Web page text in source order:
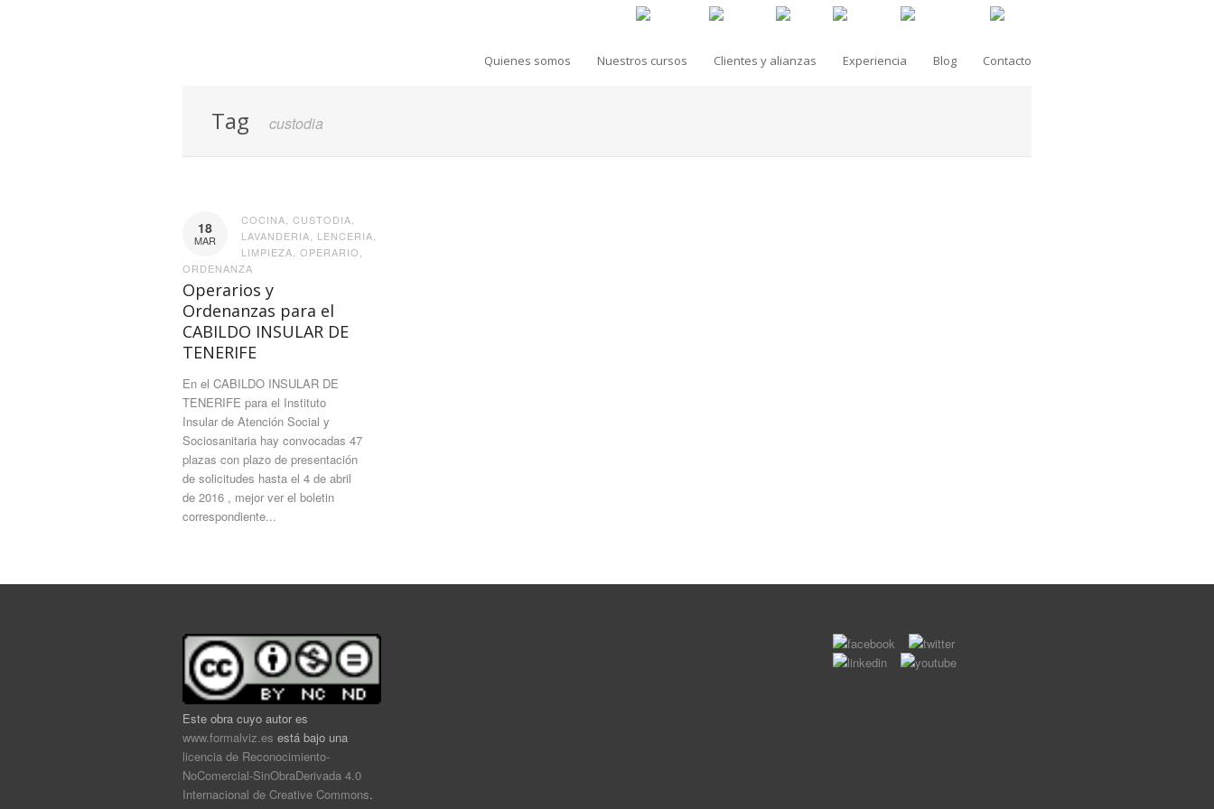
Quienes somos Nuestros cursos Clientes y alianzas Experiencia Blog Contacto
Tag custodia
18
MAR
COCINA CUSTODIA
LAVANDERIA
LENCERIA
LIMPIEZA OPERARIO
ORDENANZA
Operarios y
Ordenanzas para el
CABILDO INSULAR DE
TENERIFE
En el CABILDO INSULAR DE
TENERIFE para el Instituto
Insular de Atención Social y
Sociosanitaria hay convocadas 47
plazas con plazo de presentación
de solicitudes hasta el 4 de abril
de 2016 , mejor ver el boletin
correspondiente...
Este obra cuyo autor es
www.formalviz.es está bajo una
licencia de Reconocimiento-
NoComercial-SinObraDerivada 4.0
Internacional de Creative Commons.